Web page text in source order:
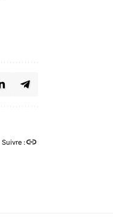
Suivre :